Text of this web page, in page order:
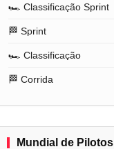
🏎️ Classificação Sprint
🏁 Sprint
🏎️ Classificação
🏁 Corrida
Mundial de Pilotos